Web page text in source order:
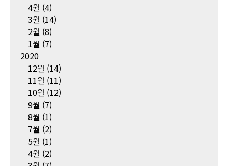
4월 (4)
3월 (14)
2월 (8)
1월 (7)
2020
12월 (14)
11월 (11)
10월 (12)
9월 (7)
8월 (1)
7월 (2)
5월 (1)
4월 (2)